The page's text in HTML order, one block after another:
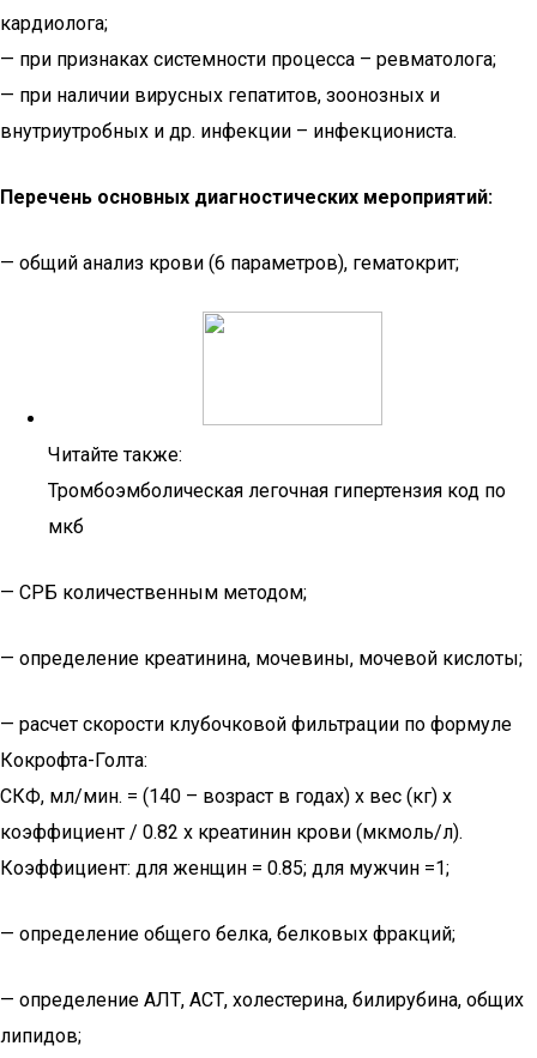
кардиолога;
— при признаках системности процесса – ревматолога;
— при наличии вирусных гепатитов, зоонозных и
внутриутробных и др. инфекции – инфекциониста.
Перечень основных диагностических мероприятий:
— общий анализ крови (6 параметров), гематокрит;
Читайте также:
Тромбоэмболическая легочная гипертензия код по
мкб
— СРБ количественным методом;
— определение креатинина, мочевины, мочевой кислоты;
— расчет скорости клубочковой фильтрации по формуле
Кокрофта-Голта:
СКФ, мл/мин. = (140 – возраст в годах) х вес (кг) х
коэффициент / 0.82 х креатинин крови (мкмоль/л).
Коэффициент: для женщин = 0.85; для мужчин =1;
— определение общего белка, белковых фракций;
— определение АЛТ, АСТ, холестерина, билирубина, общих
липидов;